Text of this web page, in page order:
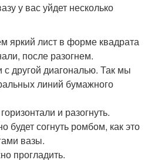
у вас уйдет несколько
яркий лист в форме квадрата
после разогнем.
с другой диагональю. Так мы
линий бумажного
и разогнуть.
будет согнуть ромбом, как это
вазы.
прогладить.